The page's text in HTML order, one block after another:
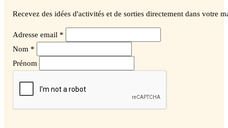
Recevez des idées d'activités et de sorties directement dans votre
Adresse email *
Nom *
Prénom